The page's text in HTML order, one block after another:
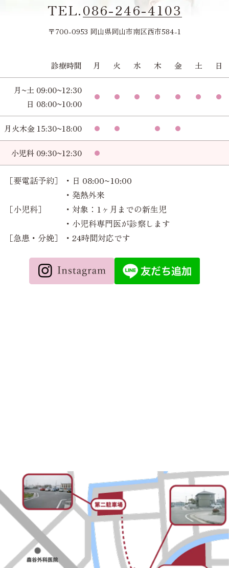
TEL.086-246-4103
〒700-0953 岡山県岡山市南区西市584-1
診療時間 月 火 水 木 金 土 日
月~土 09:00~12:30
日 08:00~10:00
月火木金 15:30~18:00
小児科 09:30~12:30
［要電話予約］
・日 08:00~10:00
・発熱外来
［小児科］
・対象：1ヶ月までの新生児
・小児科専門医が診察します
［急患・分娩］
・24時間対応です